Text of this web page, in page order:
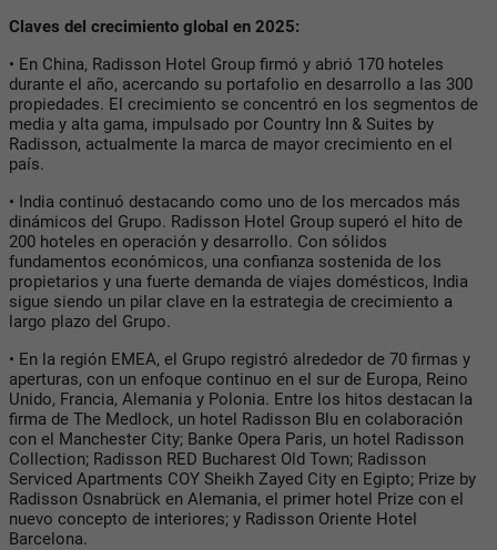
Claves del crecimiento global en 2025:
• En China, Radisson Hotel Group firmó y abrió 170 hoteles
durante el año, acercando su portafolio en desarrollo a las 300
propiedades. El crecimiento se concentró en los segmentos de
media y alta gama, impulsado por Country Inn & Suites by
Radisson, actualmente la marca de mayor crecimiento en el
país.
• India continuó destacando como uno de los mercados más
dinámicos del Grupo. Radisson Hotel Group superó el hito de
200 hoteles en operación y desarrollo. Con sólidos
fundamentos económicos, una confianza sostenida de los
propietarios y una fuerte demanda de viajes domésticos, India
sigue siendo un pilar clave en la estrategia de crecimiento a
largo plazo del Grupo.
• En la región EMEA, el Grupo registró alrededor de 70 firmas y
aperturas, con un enfoque continuo en el sur de Europa, Reino
Unido, Francia, Alemania y Polonia. Entre los hitos destacan la
firma de The Medlock, un hotel Radisson Blu en colaboración
con el Manchester City; Banke Opera Paris, un hotel Radisson
Collection; Radisson RED Bucharest Old Town; Radisson
Serviced Apartments COY Sheikh Zayed City en Egipto; Prize by
Radisson Osnabrück en Alemania, el primer hotel Prize con el
nuevo concepto de interiores; y Radisson Oriente Hotel
Barcelona.